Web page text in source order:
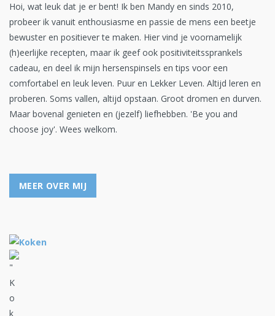
Hoi, wat leuk dat je er bent! Ik ben Mandy en sinds 2010,
probeer ik vanuit enthousiasme en passie de mens een beetje
bewuster en positiever te maken. Hier vind je voornamelijk
(h)eerlijke recepten, maar ik geef ook positiviteitssprankels
cadeau, en deel ik mijn hersenspinsels en tips voor een
comfortabel en leuk leven. Puur en Lekker Leven. Altijd leren en
proberen. Soms vallen, altijd opstaan. Groot dromen en durven.
Maar bovenal genieten en (jezelf) liefhebben. 'Be you and
choose joy'. Wees welkom.
MEER OVER MIJ